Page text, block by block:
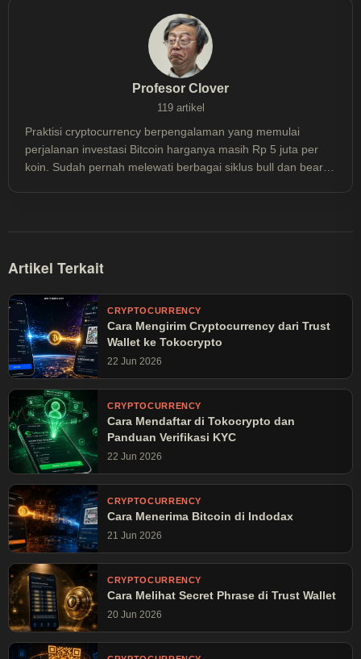
Profesor Clover
119 artikel
Praktisi cryptocurrency berpengalaman yang memulai
perjalanan investasi Bitcoin harganya masih Rp 5 juta per
koin. Sudah pernah melewati berbagai siklus bull dan bear
ekosistem cryptocurrency secara menyeluruh. Kini fokus
pada strategi investasi Bitcoin jangka panjang, berbagi
pengetahuan teknis mulai dari cara kerja Bitcoin, teknologi
blockchain, hingga tutorial praktis penggunaan wallet dan
exchange melalui blog ini. Semua konten ditulis berdasarkan
riset mendalam dan pengalaman langsung untuk membantu
pembaca memahami dunia cryptocurrency dengan lebih
baik. Konten di blog ini bersifat edukatif dan bukan
merupakan ajakan atau saran investasi—selalu lakukan riset
mandiri (DYOR) sebelum mengambil keputusan finansial.
Artikel Terkait
CRYPTOCURRENCY
Cara Mengirim Cryptocurrency dari Trust
Wallet ke Tokocrypto
22 Jun 2026
CRYPTOCURRENCY
Cara Mendaftar di Tokocrypto dan
Panduan Verifikasi KYC
22 Jun 2026
CRYPTOCURRENCY
Cara Menerima Bitcoin di Indodax
21 Jun 2026
CRYPTOCURRENCY
Cara Melihat Secret Phrase di Trust Wallet
20 Jun 2026